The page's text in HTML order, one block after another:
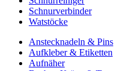
Schnurverbinder
Watstöcke
Anstecknadeln & Pins
Aufkleber & Etiketten
Aufnäher